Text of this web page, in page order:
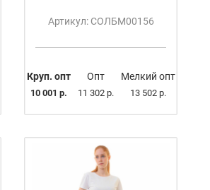
Артикул: СОЛБМ00156
Круп. опт
10 001 р.
Опт
11 302 р.
Мелкий опт
13 502 р.